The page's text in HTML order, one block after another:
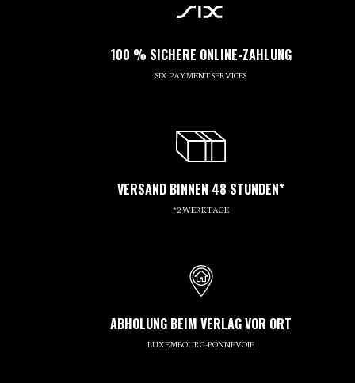
100 % SICHERE ONLINE-ZAHLUNG
SIX PAYMENT SERVICES
VERSAND BINNEN 48 STUNDEN*
*2 WERKTAGE
ABHOLUNG BEIM VERLAG VOR ORT
LUXEMBOURG-BONNEVOIE